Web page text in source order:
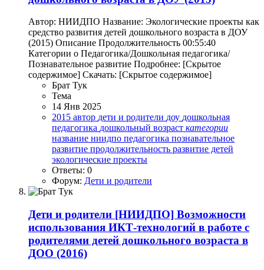
Автор: НИИДПО Название: Экологические проекты как
средство развития детей дошкольного возраста в ДОУ
(2015) Описание Продолжительность 00:55:40
Категории o Педагогика/Дошкольная педагогика/
Познавательное развитие Подробнее: [Скрытое
содержимое] Скачать: [Скрытое содержимое]
Брат Тук
Тема
14 Янв 2025
2015 автор дети и родители доу дошкольная
педагогика дошкольный возраст категории
название ниидпо педагогика познавательное
развитие продолжительность развитие детей
экологические проекты
Ответы: 0
Форум: Дети и родители
Дети и родители [НИИДПО] Возможности
использования ИКТ-технологий в работе с
родителями детей дошкольного возраста в
ДОО (2016)